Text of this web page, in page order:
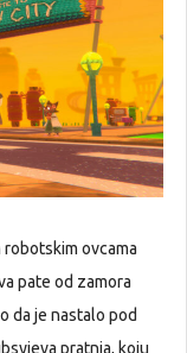
ovcama
pate od zamora
da je nastalo pod
pratnja, koju